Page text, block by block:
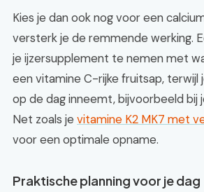
Kies je dan ook nog voor een
versterk je de remmende werking.
je ijzersupplement te nemen met
een vitamine C-rijke fruitsap, terwijl
op de dag inneemt, bijvoorbeeld bij
Net zoals je vitamine K2 MK7 met
voor een optimale opname.
Praktische planning voor je dag